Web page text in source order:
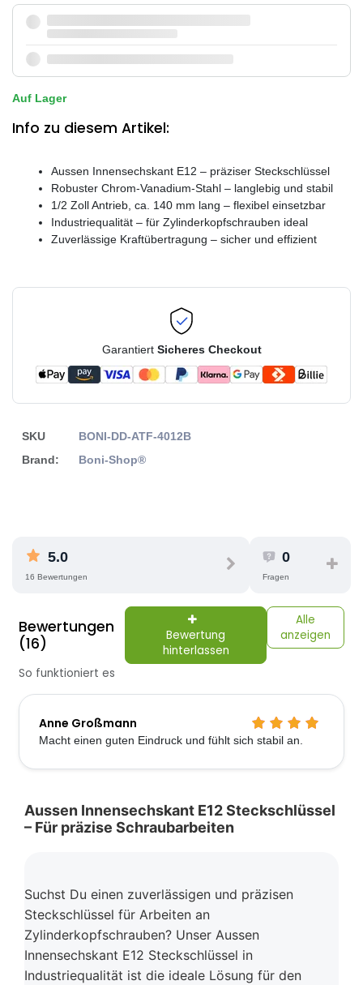
Auf Lager
Info zu diesem Artikel:
Aussen Innensechskant E12 – präziser Steckschlüssel
Robuster Chrom-Vanadium-Stahl – langlebig und stabil
1/2 Zoll Antrieb, ca. 140 mm lang – flexibel einsetzbar
Industriequalität – für Zylinderkopfschrauben ideal
Zuverlässige Kraftübertragung – sicher und effizient
Garantiert Sicheres Checkout
SKU
BONI-DD-ATF-4012B
Brand:
Boni-Shop®
5.0
16 Bewertungen
0
Fragen
Bewertungen
(16)
Bewertung
hinterlassen
Alle
anzeigen
So funktioniert es
Anne Großmann
Macht einen guten Eindruck und fühlt sich stabil an.
Aussen Innensechskant E12 Steckschlüssel
– Für präzise Schraubarbeiten
Suchst Du einen zuverlässigen und präzisen
Steckschlüssel für Arbeiten an
Zylinderkopfschrauben? Unser Aussen
Innensechskant E12 Steckschlüssel in
Industriequalität ist die ideale Lösung für den